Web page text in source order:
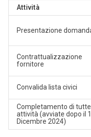
Attività
Presentazione
Contrattualizzazione
fornitore
Convalida lista civici
Completamento di
attività (avviate dopo il
Dicembre 2024)